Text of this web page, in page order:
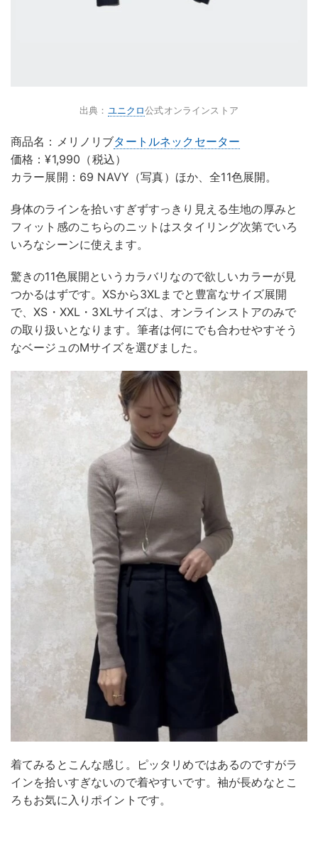
出典： ユニクロ公式オンラインストア
商品名：メリノリブタートルネックセーター
価格：¥1,990（税込）
カラー展開：69 NAVY（写真）ほか、全11色展開。
身体のラインを拾いすぎずすっきり見える生地の厚みと
フィット感のこちらのニットはスタイリング次第でいろ
いろなシーンに使えます。
驚きの11色展開というカラバリなので欲しいカラーが見
つかるはずです。XSから3XLまでと豊富なサイズ展開
で、XS・XXL・3XLサイズは、オンラインストアのみで
の取り扱いとなります。筆者は何にでも合わせやすそう
なベージュのMサイズを選びました。
着てみるとこんな感じ。ピッタリめではあるのですがラ
インを拾いすぎないので着やすいです。袖が長めなとこ
ろもお気に入りポイントです。